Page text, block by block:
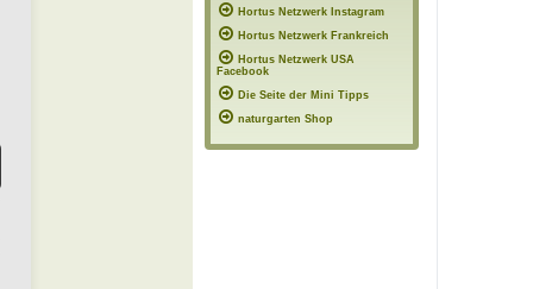
Hortus Netzwerk Instagram
Hortus Netzwerk Frankreich
Hortus Netzwerk USA
Facebook
Die Seite der Mini Tipps
naturgarten Shop